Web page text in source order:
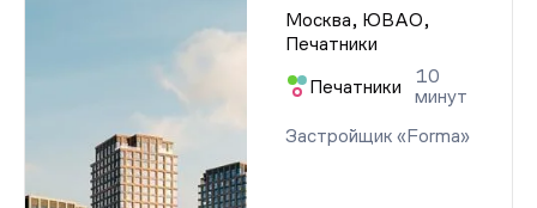
Москва, ЮВАО,
Печатники
Печатники
10
минут
Застройщик «Forma»